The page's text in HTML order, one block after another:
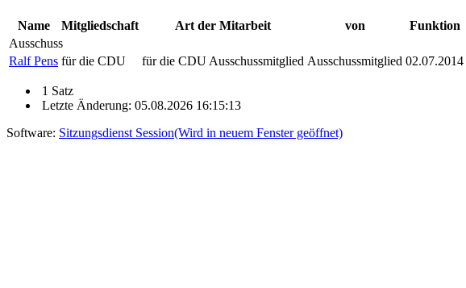
Name Mitgliedschaft Art der Mitarbeit von
Funktion
Ausschuss
Ralf Pens für die CDU für die CDU Ausschussmitglied Ausschussmitglied 02.07.2014
1 Satz
Letzte Änderung: 05.08.2026 16:15:13
Software: Sitzungsdienst Session(Wird in neuem Fenster geöffnet)